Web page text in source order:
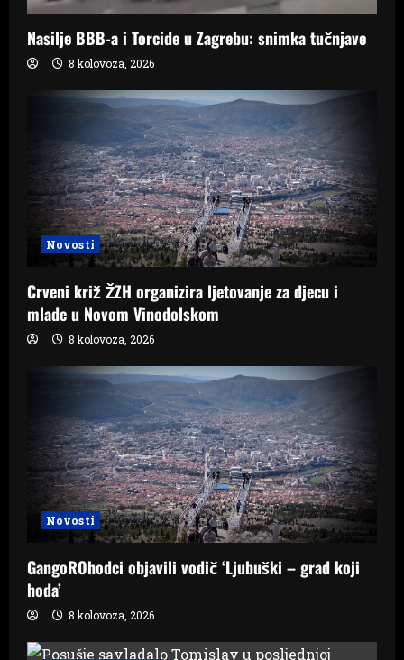
Nasilje BBB-a i Torcide u Zagrebu: snimka tučnjave
8 kolovoza, 2026
Novosti
Crveni križ ŽZH organizira ljetovanje za djecu i
mlade u Novom Vinodolskom
8 kolovoza, 2026
Novosti
GangoROhodci objavili vodič ‘Ljubuški – grad koji
hoda’
8 kolovoza, 2026